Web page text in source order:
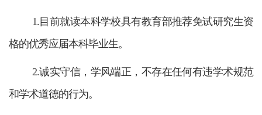
1.目前就读本科学校具有教育部推荐免试研究生资
格的优秀应届本科毕业生。
2.诚实守信，学风端正，不存在任何有违学术规范
和学术道德的行为。